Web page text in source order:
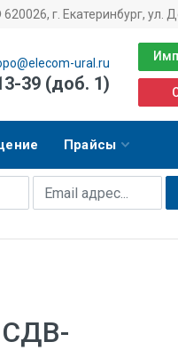
620026, г. Екатеринбург, ул.
ural.ru
39 (доб. 1)
Прайсы
СДВ-